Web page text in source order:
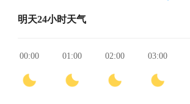
明天24小时天气
00:00 01:00 02:00 03:00